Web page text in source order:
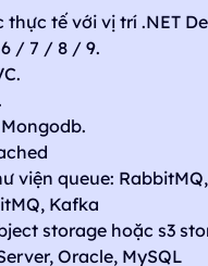
thực tế với vị trí .NET
6 / 7 / 8 / 9.
viện queue:
Kafka
storage hoặc s3
Oracle, MySQL